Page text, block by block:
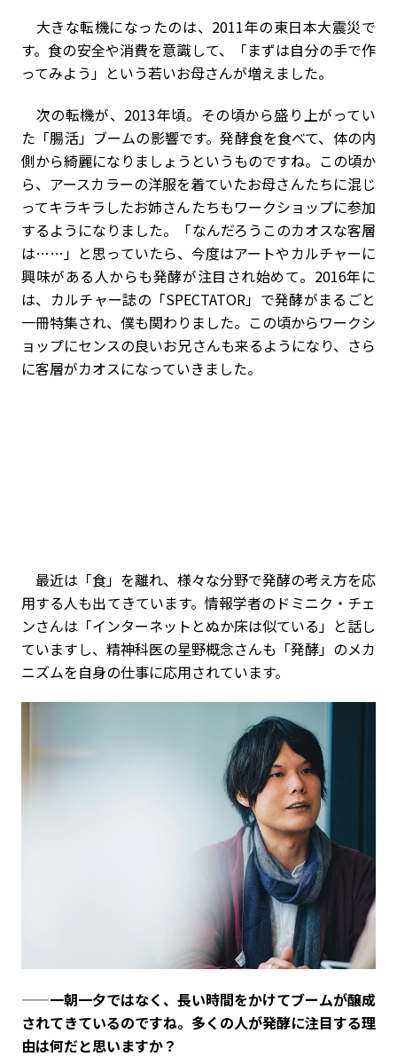
大きな転機になったのは、2011年の東日本大震災で
す。食の安全や消費を意識して、「まずは自分の手で作
ってみよう」という若いお母さんが増えました。
次の転機が、2013年頃。その頃から盛り上がってい
た「腸活」ブームの影響です。発酵食を食べて、体の内
側から綺麗になりましょうというものですね。この頃か
ら、アースカラーの洋服を着ていたお母さんたちに混じ
ってキラキラしたお姉さんたちもワークショップに参加
するようになりました。「なんだろうこのカオスな客層
は……」と思っていたら、今度はアートやカルチャーに
興味がある人からも発酵が注目され始めて。2016年に
は、カルチャー誌の「SPECTATOR」で発酵がまるごと
一冊特集され、僕も関わりました。この頃からワークシ
ョップにセンスの良いお兄さんも来るようになり、さら
に客層がカオスになっていきました。
最近は「食」を離れ、様々な分野で発酵の考え方を応
用する人も出てきています。情報学者のドミニク・チェ
ンさんは「インターネットとぬか床は似ている」と話し
ていますし、精神科医の星野概念さんも「発酵」のメカ
ニズムを自身の仕事に応用されています。
——一朝一夕ではなく、長い時間をかけてブームが醸成
されてきているのですね。多くの人が発酵に注目する理
由は何だと思いますか？